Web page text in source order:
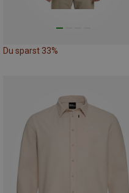
Du sparst 33%